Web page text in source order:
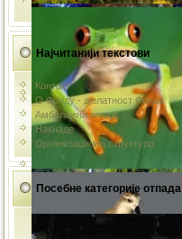
Најчитанији текстови
Контакт
О Фонду - дјелатност Фонда
Амбалажни отпад
Накнаде
Организациона структура
Посебне категорије отпада